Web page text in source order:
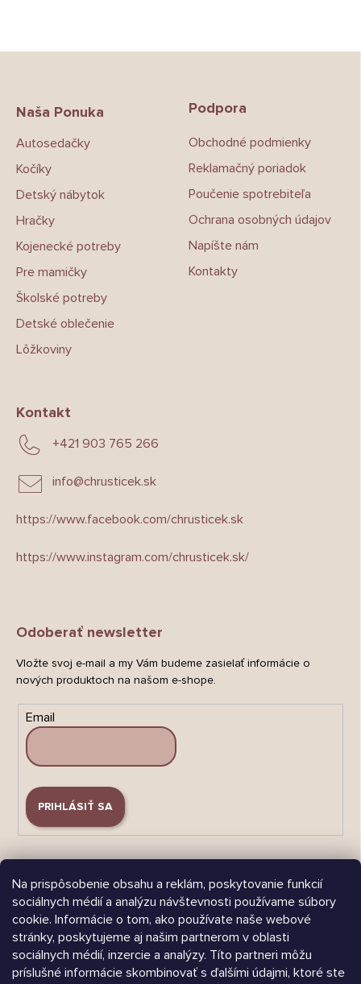
Na prispôsobenie obsahu a reklám, poskytovanie funkcií
sociálnych médií a analýzu návštevnosti používame súbory
cookie. Informácie o tom, ako používate naše webové
stránky, poskytujeme aj našim partnerom v oblasti
sociálnych médií, inzercie a analýzy. Títo partneri môžu
príslušné informácie skombinovať s ďalšími údajmi, ktoré ste
Naša Ponuka
Autosedačky
Kočíky
Detský nábytok
Hračky
Kojenecké potreby
Pre mamičky
Školské potreby
Detské oblečenie
Lôžkoviny
Podpora
Obchodné podmienky
Reklamačný poriadok
Poučenie spotrebiteľa
Ochrana osobných údajov
Napíšte nám
Kontakty
Kontakt
info@chrusticek.sk
+421 903 765 266
https://www.facebook.com/chrusticek.sk
https://www.instagram.com/chrusticek.sk/
Odoberať newsletter
Vložte svoj e-mail a my Vám budeme zasielať informácie o
nových produktoch na našom e-shope.
Email
PRIHLÁSIŤ SA
Árukereső.hu